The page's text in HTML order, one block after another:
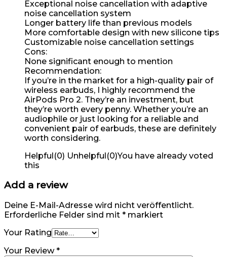
Exceptional noise cancellation with adaptive
noise cancellation system
Longer battery life than previous models
More comfortable design with new silicone tips
Customizable noise cancellation settings
Cons:
None significant enough to mention
Recommendation:
If you’re in the market for a high-quality pair of
wireless earbuds, I highly recommend the
AirPods Pro 2. They’re an investment, but
they’re worth every penny. Whether you’re an
audiophile or just looking for a reliable and
convenient pair of earbuds, these are definitely
worth considering.
Helpful(0) Unhelpful(0)You have already voted
this
Add a review
Deine E-Mail-Adresse wird nicht veröffentlicht.
Erforderliche Felder sind mit * markiert
Your Rating
Your Review*